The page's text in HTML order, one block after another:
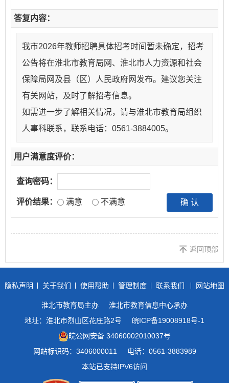
答复内容：
我市2026年教师招聘具体招考时间暂未确定，招考
公告将在淮北市教育局网、淮北市人力资源和社会
保障局网及县（区）人民政府网发布。建议您关注
有关网站，及时了解招考信息。
如需进一步了解相关情况，请与淮北市教育局组织
人事科联系，联系电话：0561-3884005。
用户满意度评价：
查询密码：
评价结果： 满意 不满意
返回顶部
隐私声明 关于我们 使用帮助 管理制度 联系我们 网站地图
淮北市教育局主办
淮北市教育信息中心承办
地址：淮北市烈山区花庄路2号
皖ICP备19008918号-1
皖公网安备 34060002010037号
网站标识码：3406000011
电话：0561-3883989
本站已支持IPV6访问